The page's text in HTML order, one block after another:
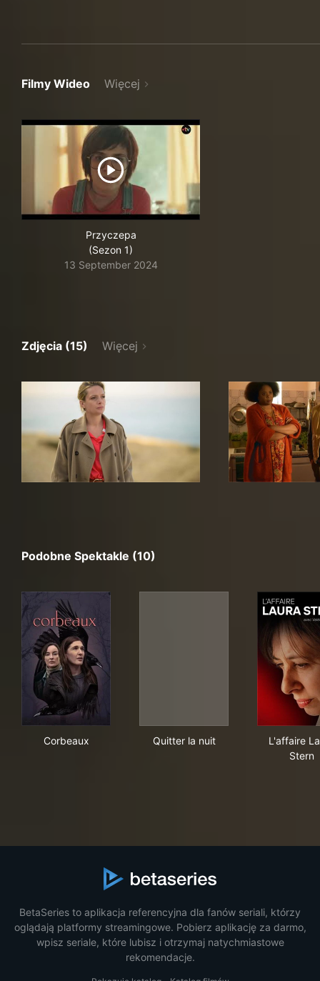
Filmy Wideo Więcej
Przyczepa
(Sezon 1)
13 September 2024
Zdjęcia (15) Więcej
Podobne Spektakle (10)
Corbeaux Quitter la nuit
L'affaire
Stern
BetaSeries to aplikacja referencyjna dla fanów seriali, którzy
oglądają platformy streamingowe. Pobierz aplikację za darmo,
wpisz seriale, które lubisz i otrzymaj natychmiastowe
rekomendacje.